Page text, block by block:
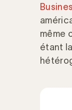
même
étant